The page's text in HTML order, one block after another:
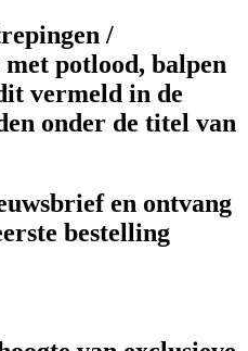
/
potlood, balpen
vermeld in de
onder de titel van
en ontvang
bestelling